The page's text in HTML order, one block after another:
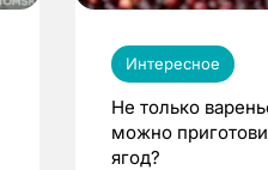
Интересное
Не только
можно
ягод?